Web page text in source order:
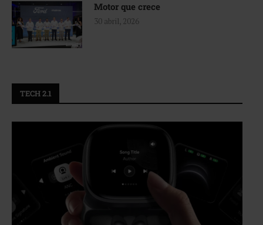
Motor que crece
30 abril, 2026
TECH 2.1